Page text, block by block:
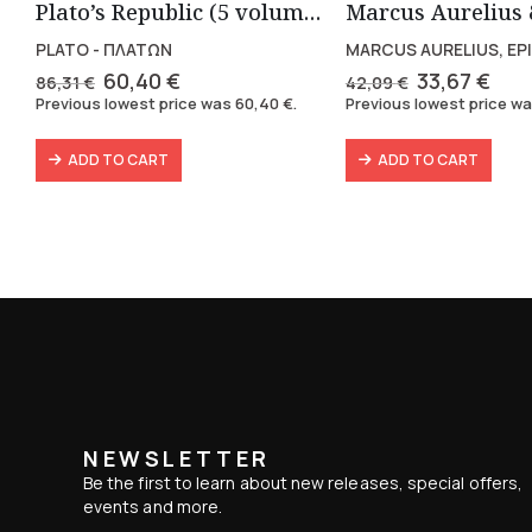
Plato’s Republic (5 volumes)
PLATO - ΠΛΑΤΩΝ
86,31€ Original
price
86,31 €.
60,40€
price
60,40 €.
Previous lowest price was 60,40€.
ADD TO CART
MARCUS AURELIUS,
42,09€ Original
price
42,09 €.
33,67 €
Previous lowest price
ADD TO CART
NEWSLETTER
Be the first to learn about new releases, special offers,
events and more.